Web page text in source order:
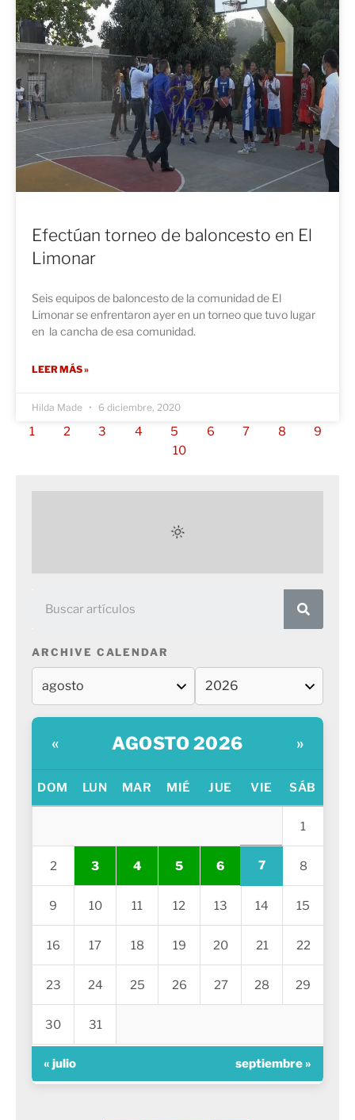
Efectúan torneo de baloncesto en El
Limonar
Seis equipos de baloncesto de la comunidad de El
Limonar se enfrentaron ayer en un torneo que tuvo lugar
en la cancha de esa comunidad.
LEER MÁS »
Hilda Made 6 diciembre, 2020
1 2 3 4 5 6 7 8
9
10
ARCHIVE CALENDAR
« AGOSTO 2026 »
DOM LUN MAR MIÉ JUE VIE SÁB
1
2 3 4 5 6 7 8
9 10 11 12 13 14 15
16 17 18 19 20 21 22
23 24 25 26 27 28 29
30 31
« julio septiembre »